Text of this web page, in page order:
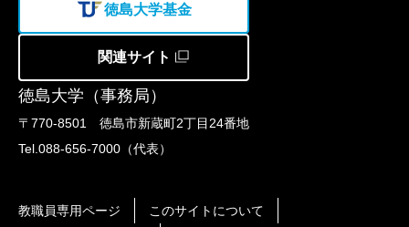
徳島大学（事務局）
〒770-8501 徳島市新蔵町2丁目24番地
Tel.088-656-7000（代表）
徳島大学基金
関連サイト
教職員専用ページ このサイトについて